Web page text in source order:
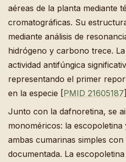
aéreas de la planta mediante
cromatográficas. Su
mediante análisis de
hidrógeno y carbono trece.
actividad antifúngica
representando el primer
en la especie [PMID 21605187
Junto con la dafnoretina, se
monoméricos: la
ambas cumarinas simples
documentada. La